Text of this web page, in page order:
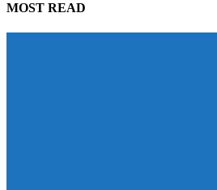
MOST READ
TIDLOR ส่งต่อความรู้การเงินสู่ชุมชน
Reignwood ทุ่ม 1.4 พันล้านเปิดเกมรุก